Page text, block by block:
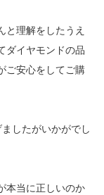
と理解をしたうえ
ダイヤモンドの品
ご安心をしてご購
したがいかがでし
本当に正しいのか